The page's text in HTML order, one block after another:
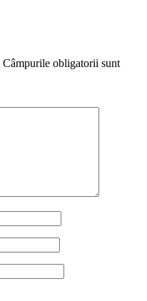
Câmpurile obligatorii sunt